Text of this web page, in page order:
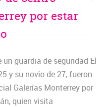
por estar
guardia de seguridad El
y su novio de 27, fueron
Galerías Monterrey por
quien visita